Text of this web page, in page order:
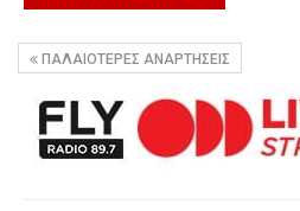
ΠΑΛΑΙΌΤΕΡΕΣ ΑΝΑΡΤΉΣΕΙΣ